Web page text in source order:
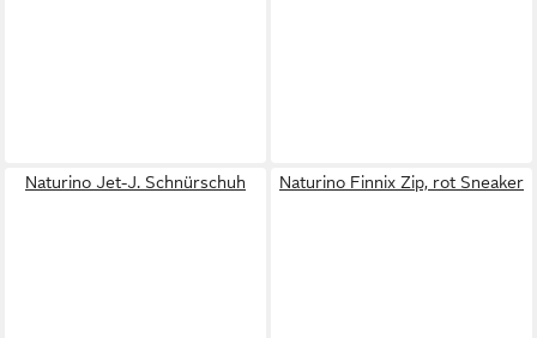
Naturino Jet-J. Schnürschuh Naturino Finnix Zip, rot Sneaker